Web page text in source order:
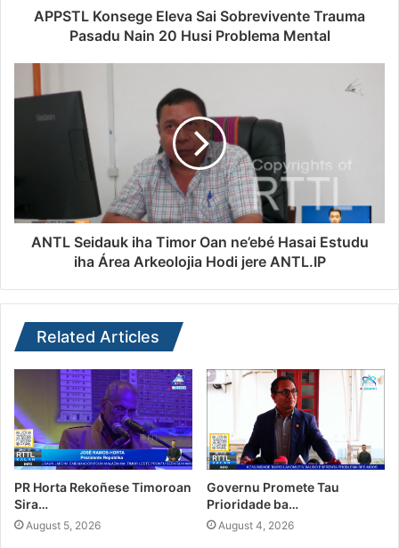
APPSTL Konsege Eleva Sai Sobrevivente Trauma
Pasadu Nain 20 Husi Problema Mental
ANTL Seidauk iha Timor Oan ne’ebé Hasai Estudu
iha Área Arkeolojia Hodi jere ANTL.IP
Related Articles
PR Horta Rekoñese Timoroan
Sira…
August 5, 2026
Governu Promete Tau
Prioridade ba…
August 4, 2026